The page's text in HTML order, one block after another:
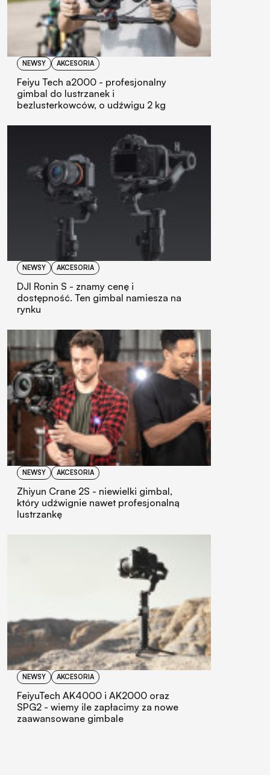
NEWSY AKCESORIA
Feiyu Tech a2000 - profesjonalny
gimbal do lustrzanek i
bezlusterkowców, o udźwigu 2 kg
NEWSY AKCESORIA
DJI Ronin S - znamy cenę i
dostępność. Ten gimbal namiesza na
rynku
NEWSY AKCESORIA
Zhiyun Crane 2S - niewielki gimbal,
który udźwignie nawet profesjonalną
lustrzankę
NEWSY AKCESORIA
FeiyuTech AK4000 i AK2000 oraz
SPG2 - wiemy ile zapłacimy za nowe
zaawansowane gimbale